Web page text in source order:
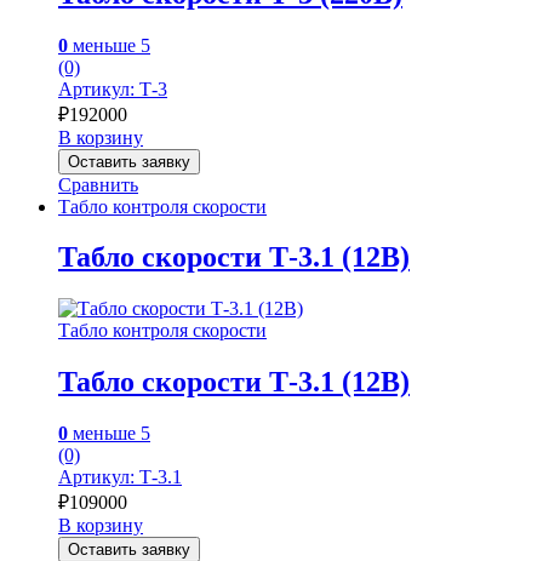
0 меньше 5
(0)
Артикул: Т-3
₽192000
В корзину
Оставить заявку
Сравнить
Табло контроля скорости
Табло скорости Т-3.1 (12В)
Табло контроля скорости
Табло скорости Т-3.1 (12В)
0 меньше 5
(0)
Артикул: Т-3.1
₽109000
В корзину
Оставить заявку